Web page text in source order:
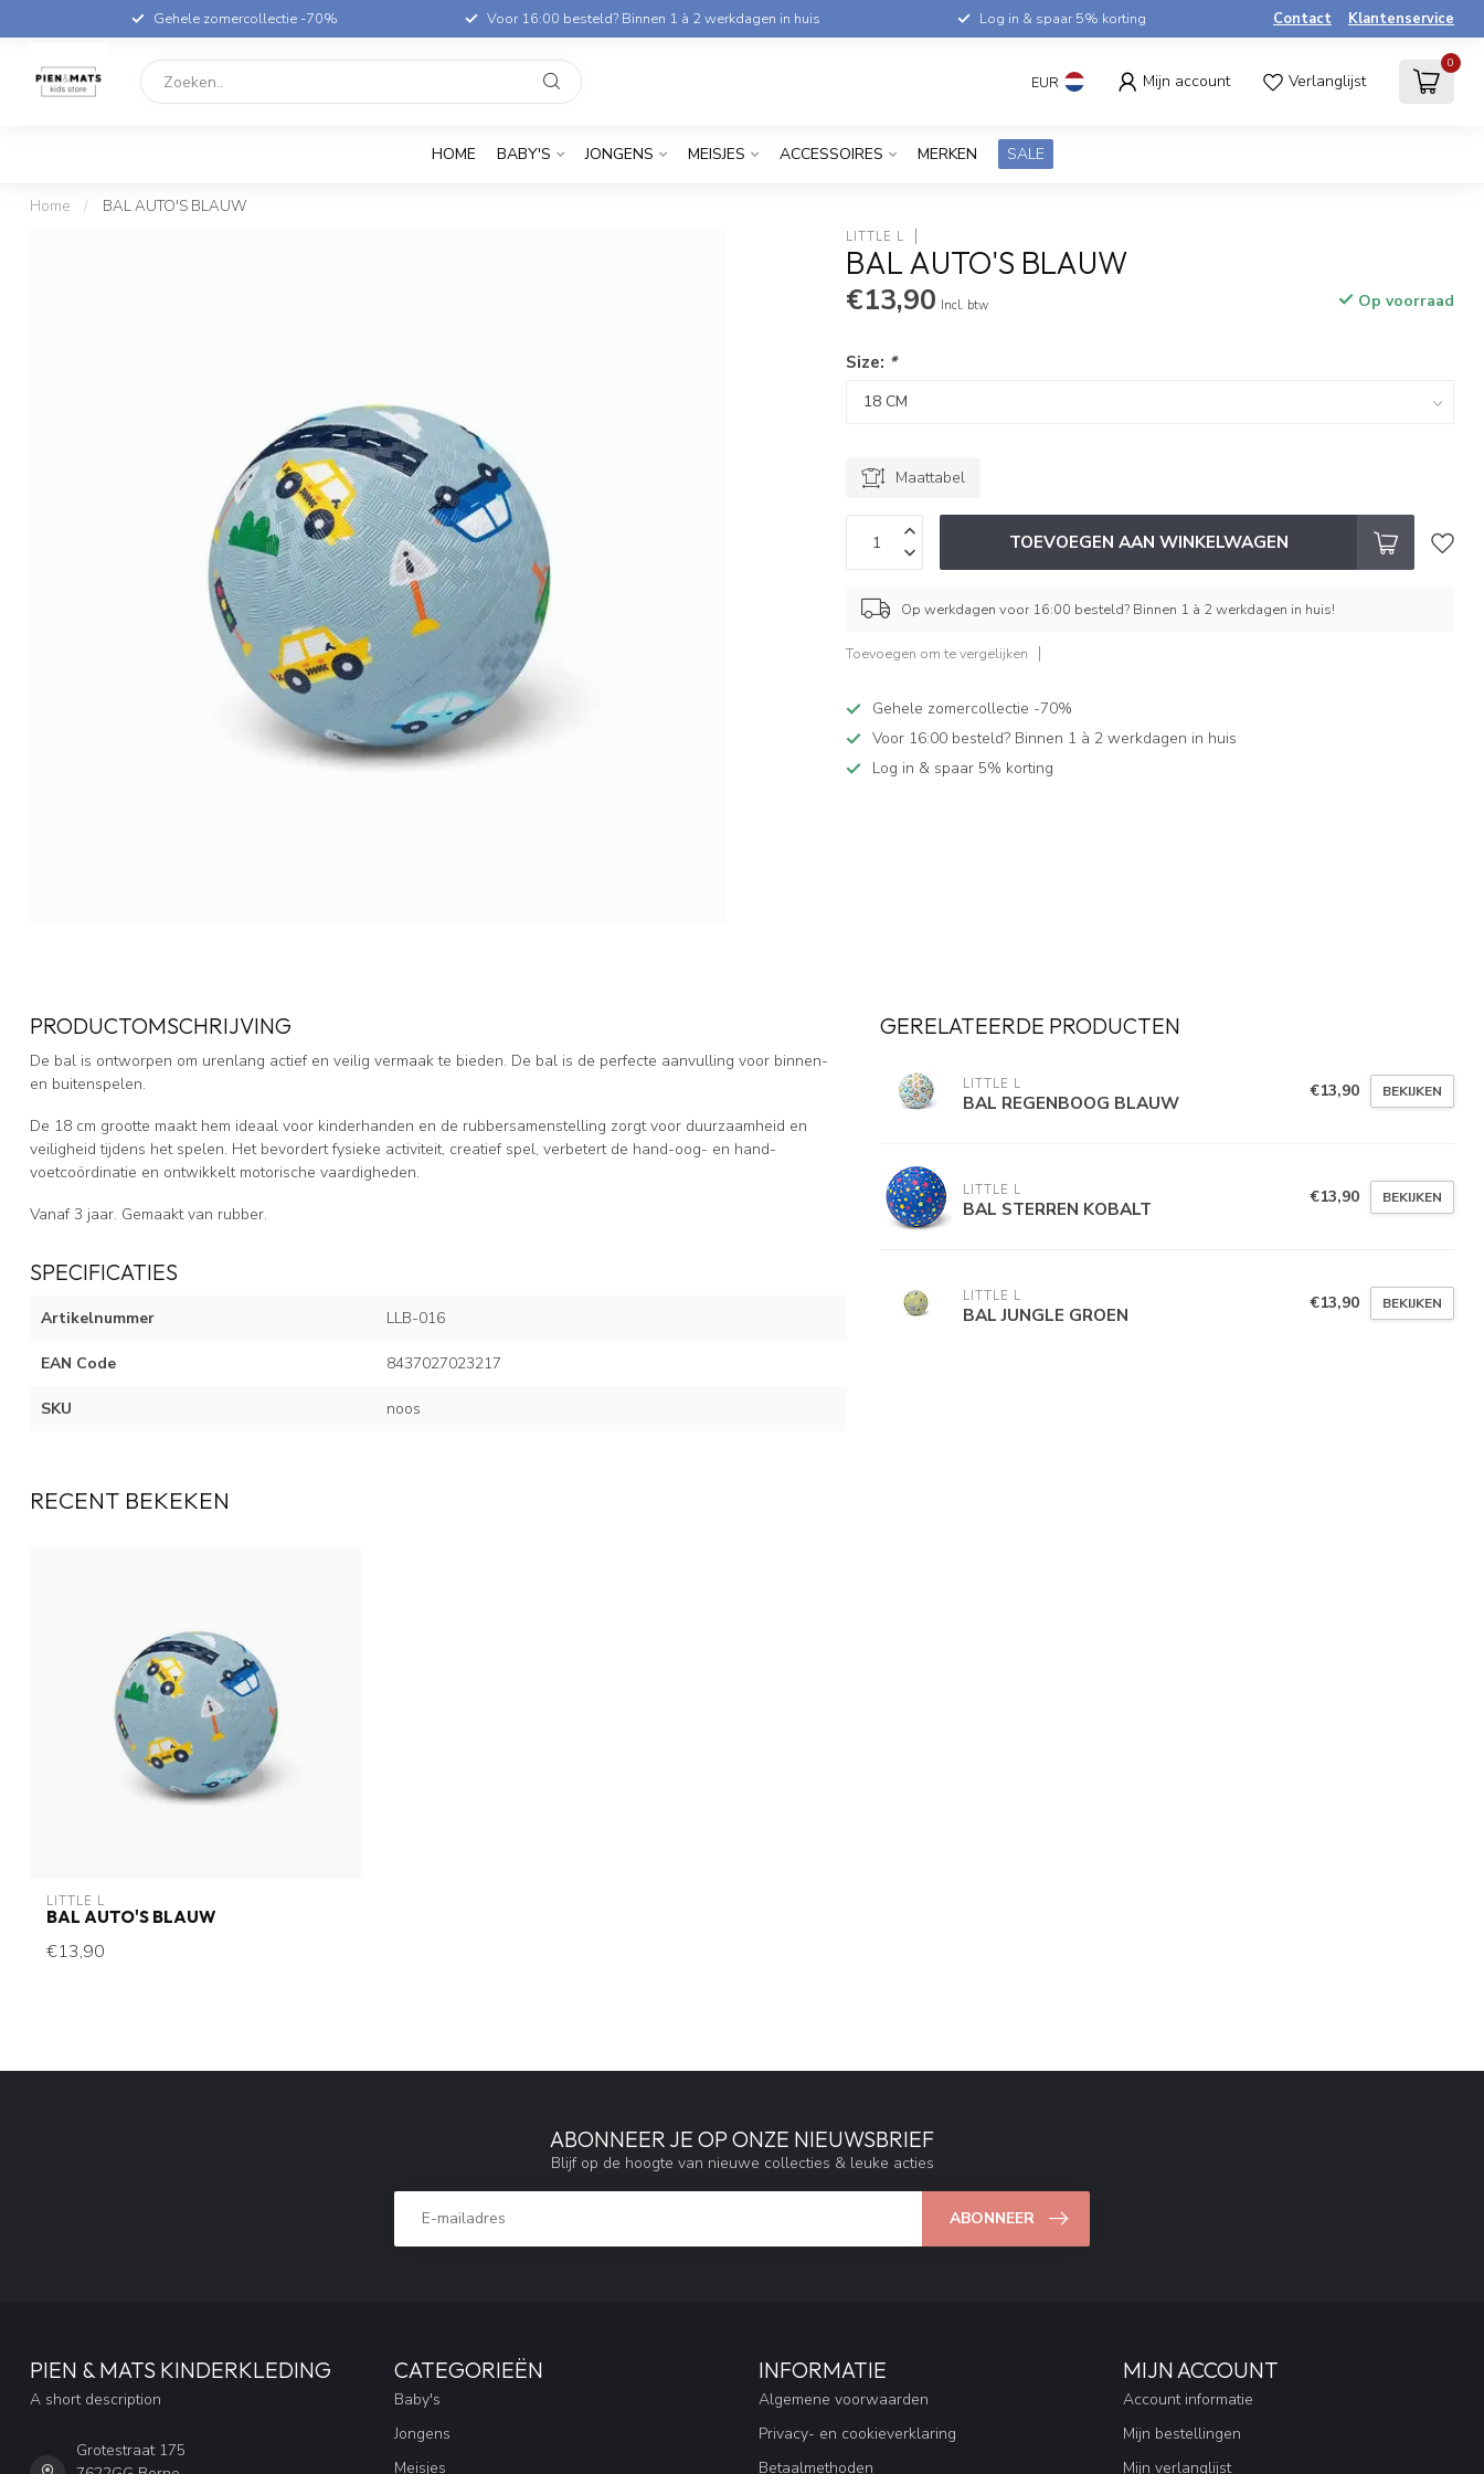
Gehele zomercollectie -70% Voor 16:00 besteld? Binnen 1 à 2 werkdagen in huis Log in & spaar 5% korting Contact Klantenservice
EUR Mijn account Verlanglijst
0
HOME BABY'S JONGENS MEISJES ACCESSOIRES MERKEN SALE
Home / BAL AUTO'S BLAUW
LITTLE L
BAL AUTO'S BLAUW
€13,90 Incl. btw Op voorraad
Size: *
Maattabel
TOEVOEGEN AAN WINKELWAGEN
Op werkdagen voor 16:00 besteld? Binnen 1 à 2 werkdagen in huis!
Toevoegen om te vergelijken
Gehele zomercollectie -70%
Voor 16:00 besteld? Binnen 1 à 2 werkdagen in huis
Log in & spaar 5% korting
PRODUCTOMSCHRIJVING
De bal is ontworpen om urenlang actief en veilig vermaak te bieden. De bal is de perfecte aanvulling voor binnen-
en buitenspelen.
De 18 cm grootte maakt hem ideaal voor kinderhanden en de rubbersamenstelling zorgt voor duurzaamheid en
veiligheid tijdens het spelen. Het bevordert fysieke activiteit, creatief spel, verbetert de hand-oog- en hand-
voetcoördinatie en ontwikkelt motorische vaardigheden.
Vanaf 3 jaar. Gemaakt van rubber.
SPECIFICATIES
Artikelnummer LLB-016
EAN Code 8437027023217
SKU noos
GERELATEERDE PRODUCTEN
LITTLE L
BAL REGENBOOG BLAUW €13,90 BEKIJKEN
LITTLE L
BAL STERREN KOBALT €13,90 BEKIJKEN
LITTLE L
BAL JUNGLE GROEN €13,90 BEKIJKEN
RECENT BEKEKEN
LITTLE L
BAL AUTO'S BLAUW
€13,90
ABONNEER JE OP ONZE NIEUWSBRIEF
Blijf op de hoogte van nieuwe collecties & leuke acties
ABONNEER
PIEN & MATS KINDERKLEDING
A short description
Grotestraat 175
CATEGORIEËN
Baby's
Jongens
Meisjes
INFORMATIE
Algemene voorwaarden
Privacy- en cookieverklaring
Betaalmethoden
MIJN ACCOUNT
Account informatie
Mijn bestellingen
Mijn verlanglijst